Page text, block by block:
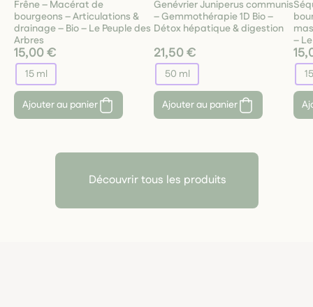
Frêne – Macérat de
bourgeons – Articulations &
drainage – Bio – Le Peuple des
Arbres
15,00 €
15 ml
Ajouter au panier
Genévrier Juniperus communis
– Gemmothérapie 1D Bio –
Détox hépatique & digestion
21,50 €
50 ml
Ajouter au panier
–
Découvrir tous les produits